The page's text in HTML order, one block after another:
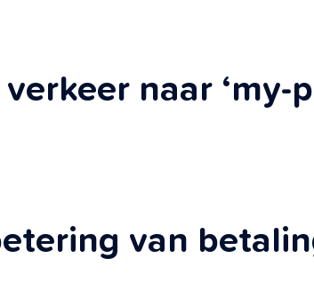
verkeer naar ‘my-
van